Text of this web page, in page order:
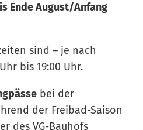
Ende August/Anfang
sind – je nach
bis 19:00 Uhr.
bei der
der Freibad-Saison
des VG-Bauhofs